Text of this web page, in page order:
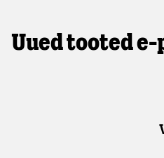
Uued tooted e-